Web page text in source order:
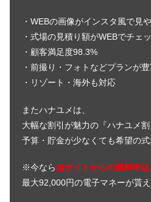
・WEBの画像がインスタ風で見
・式場の見積り額がWEBでチェ
・顧客満足度98.3%
・前撮り・フォトなどプランが豊
・リゾート・海外も対応
またハナユメは、
大幅な割引が魅力の『ハナユメ
予算・貯金が少なくても希望の
※今なら当サイトからの無料申
最大92,000円の電子マネーが貰